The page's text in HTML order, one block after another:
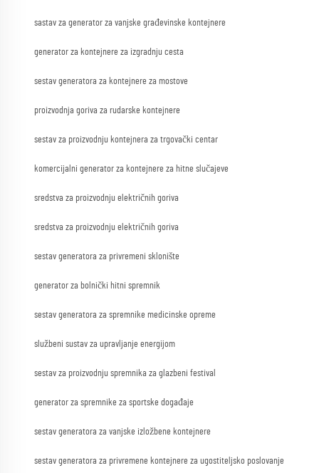
sastav za generator za vanjske građevinske kontejnere
generator za kontejnere za izgradnju cesta
sestav generatora za kontejnere za mostove
proizvodnja goriva za rudarske kontejnere
sestav za proizvodnju kontejnera za trgovački centar
komercijalni generator za kontejnere za hitne slučajeve
sredstva za proizvodnju električnih goriva
sredstva za proizvodnju električnih goriva
sestav generatora za privremeni sklonište
generator za bolnički hitni spremnik
sestav generatora za spremnike medicinske opreme
službeni sustav za upravljanje energijom
sestav za proizvodnju spremnika za glazbeni festival
generator za spremnike za sportske događaje
sestav generatora za vanjske izložbene kontejnere
sestav generatora za privremene kontejnere za ugostiteljsko poslovanje